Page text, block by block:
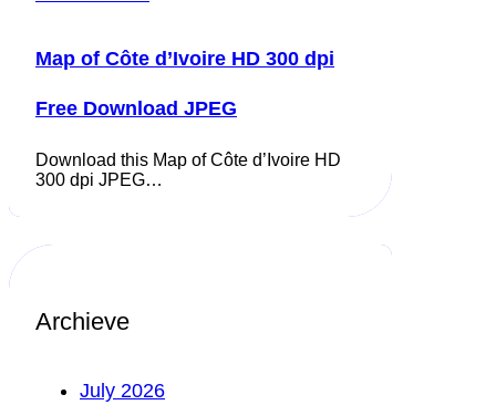
Map of Côte d’Ivoire HD 300 dpi
Free Download JPEG
Download this Map of Côte d’Ivoire HD
300 dpi JPEG…
Archieve
July 2026